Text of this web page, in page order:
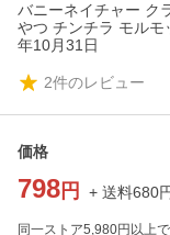
バニーネイチャー ク
やつ チンチラ モル
年10月31日
2件のレビュー
価格
798 円 + 送料680
同一ストア5,980円以上で